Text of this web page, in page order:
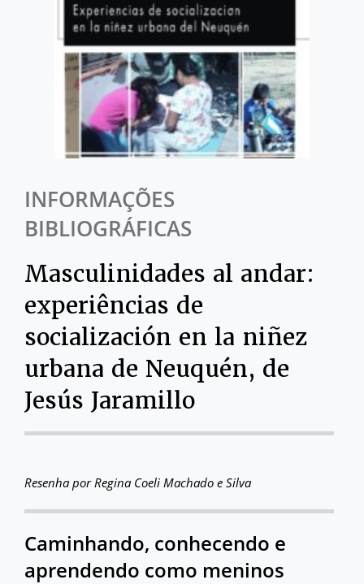
INFORMAÇÕES
BIBLIOGRÁFICAS
Masculinidades al andar:
experiências de
socialización en la niñez
urbana de Neuquén, de
Jesús Jaramillo
Resenha por Regina Coeli Machado e Silva
Caminhando, conhecendo e
aprendendo como meninos